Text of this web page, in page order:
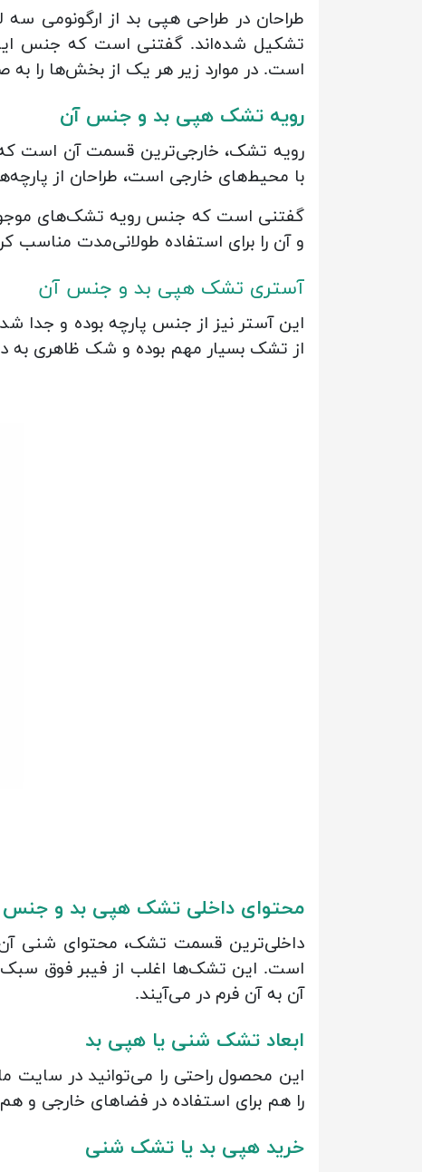
طراحان در طراحی هپی بد از ارگونومی
تشکیل شده‌اند. گفتنی است که جنس این
است. در موارد زیر هر یک از بخش‌ها را به
رویه تشک هپی بد و جنس آن
رویه تشک، خارجی‌ترین قسمت آن است که
با محیط‌های خارجی است، طراحان از
گفتنی است که جنس رویه تشک‌های
و آن را برای استفاده طولانی‌مدت مناسب
آستری تشک هپی بد و جنس آن
این آستر نیز از جنس پارچه بوده و
از تشک بسیار مهم بوده و شک ظاهری به
محتوای داخلی تشک هپی بد و جنس
داخلی‌ترین قسمت تشک، محتوای شنی آن
است. این تشک‌ها اغلب از فیبر فوق سبک
آن به آن فرم در می‌آیند.
ابعاد تشک شنی یا هپی بد
را هم برای استفاده در فضاهای خارجی و
خرید هپی بد یا تشک شنی